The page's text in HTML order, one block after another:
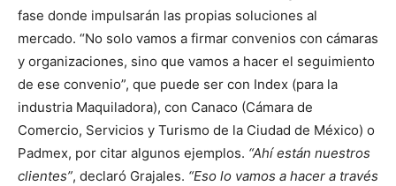
fase donde impulsarán las propias soluciones al
mercado. “No solo vamos a firmar convenios con cámaras
y organizaciones, sino que vamos a hacer el seguimiento
de ese convenio”, que puede ser con Index (para la
industria Maquiladora), con Canaco (Cámara de
Comercio, Servicios y Turismo de la Ciudad de México) o
Padmex, por citar algunos ejemplos. “Ahí están nuestros
clientes”, declaró Grajales. “Eso lo vamos a hacer a través